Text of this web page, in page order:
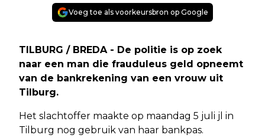
Voeg toe als voorkeursbron op Google
TILBURG / BREDA - De politie is op zoek
naar een man die frauduleus geld opneemt
van de bankrekening van een vrouw uit
Tilburg.
Het slachtoffer maakte op maandag 5 juli jl in
Tilburg nog gebruik van haar bankpas.